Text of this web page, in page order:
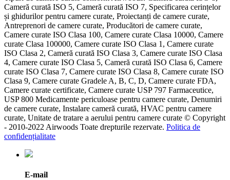
Cameră curată ISO 5, Cameră curată ISO 7, Specificarea cerințelor
și ghidurilor pentru camere curate, Proiectanți de camere curate,
Antreprenori de camere curate, Producători de camere curate,
Camere curate ISO Clasa 100, Camere curate Clasa 10000, Camere
curate Clasa 100000, Camere curate ISO Clasa 1, Camere curate
ISO Clasa 2, Cameră curată ISO Clasa 3, Camere curate ISO Clasa
4, Camere curate ISO Clasa 5, Cameră curată ISO Clasa 6, Camere
curate ISO Clasa 7, Camere curate ISO Clasa 8, Camere curate ISO
Clasa 9, Camere curate Gradele A, B, C, D, Camere curate FDA,
Camere curate certificate, Camere curate USP 797 Farmaceutice,
USP 800 Medicamente periculoase pentru camere curate, Denumiri
de camere curate, Instalare cameră curată, HVAC pentru camere
curate, Unitate de tratare a aerului pentru camere curate © Copyright
- 2010-2022 Airwoods Toate drepturile rezervate. Politica de
confidențialitate
E-mail